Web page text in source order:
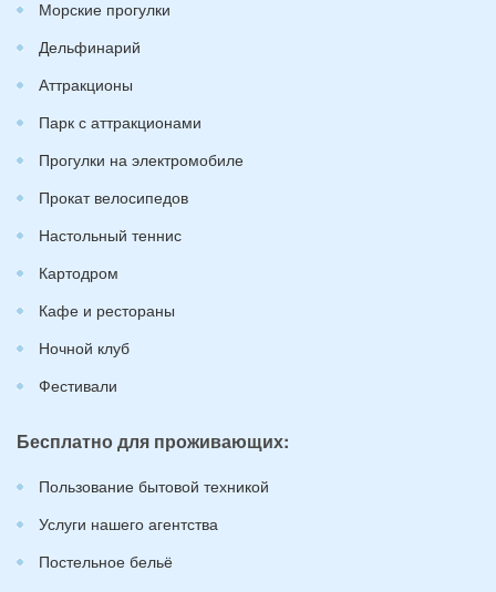
Морские прогулки
Дельфинарий
Аттракционы
Парк с аттракционами
Прогулки на электромобиле
Прокат велосипедов
Настольный теннис
Картодром
Кафе и рестораны
Ночной клуб
Фестивали
Бесплатно для проживающих:
Пользование бытовой техникой
Услуги нашего агентства
Постельное бельё